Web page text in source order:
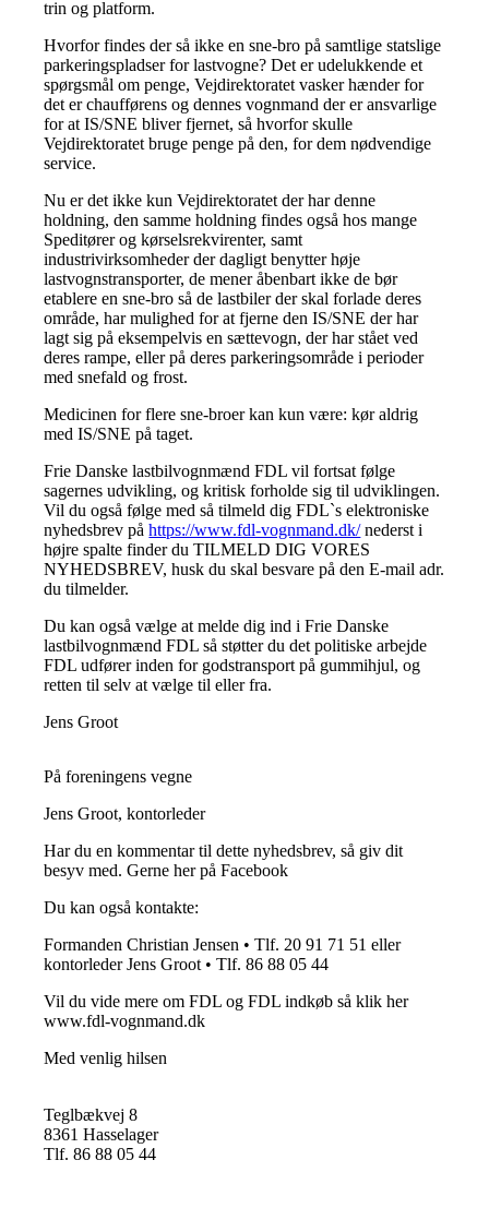
trin og platform.
Hvorfor findes der så ikke en sne-bro på samtlige statslige
parkeringspladser for lastvogne? Det er udelukkende et
spørgsmål om penge, Vejdirektoratet vasker hænder for
det er chaufførens og dennes vognmand der er ansvarlige
for at IS/SNE bliver fjernet, så hvorfor skulle
Vejdirektoratet bruge penge på den, for dem nødvendige
service.
Nu er det ikke kun Vejdirektoratet der har denne
holdning, den samme holdning findes også hos mange
Speditører og kørselsrekvirenter, samt
industrivirksomheder der dagligt benytter høje
lastvognstransporter, de mener åbenbart ikke de bør
etablere en sne-bro så de lastbiler der skal forlade deres
område, har mulighed for at fjerne den IS/SNE der har
lagt sig på eksempelvis en sættevogn, der har stået ved
deres rampe, eller på deres parkeringsområde i perioder
med snefald og frost.
Medicinen for flere sne-broer kan kun være: kør aldrig
med IS/SNE på taget.
Frie Danske lastbilvognmænd FDL vil fortsat følge
sagernes udvikling, og kritisk forholde sig til udviklingen.
Vil du også følge med så tilmeld dig FDL`s elektroniske
nyhedsbrev påhttps://www.fdl-vognmand.dk/nederst i
højre spalte finder du TILMELD DIG VORES
NYHEDSBREV, husk du skal besvare på den E-mail adr.
du tilmelder.
Du kan også vælge at melde dig ind i Frie Danske
lastbilvognmænd FDL så støtter du det politiske arbejde
FDL udfører inden for godstransport på gummihjul, og
retten til selv at vælge til eller fra.
Jens Groot
På foreningens vegne
Jens Groot, kontorleder
Har du en kommentar til dette nyhedsbrev, så giv dit
besyv med. Gerne her på Facebook
Du kan også kontakte:
Formanden Christian Jensen • Tlf. 20 91 71 51 eller
kontorleder Jens Groot • Tlf. 86 88 05 44
Vil du vide mere om FDL og FDL indkøb så klik her
www.fdl-vognmand.dk
Med venlig hilsen
Teglbækvej 8
8361 Hasselager
Tlf. 86 88 05 44